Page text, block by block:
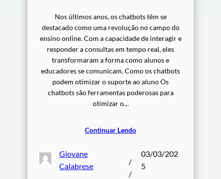
Nos últimos anos, os chatbots têm se
destacado como uma revolução no campo do
ensino online. Com a capacidade de interagir e
responder a consultas em tempo real, eles
transformaram a forma como alunos e
educadores se comunicam. Como os chatbots
podem otimizar o suporte ao aluno Os
chatbots são ferramentas poderosas para
otimizar o…
Continuar Lendo
Giovane
Calabrese
/
/
03/03/202
5